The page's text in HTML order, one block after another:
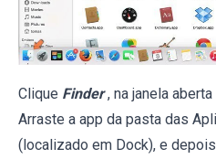
Clique Finder , na janela
Arraste a app da pasta das
(localizado em Dock), e